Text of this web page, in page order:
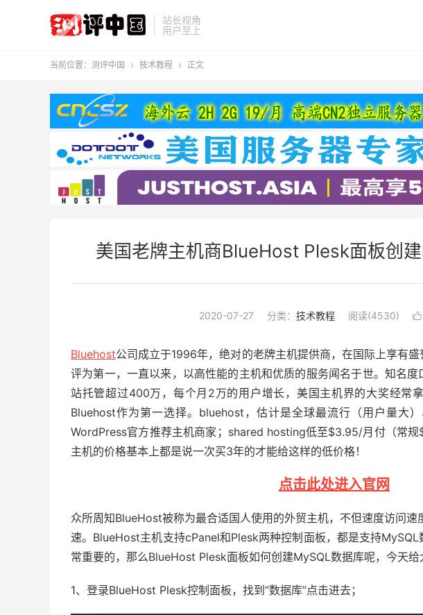
站长视角
用户至上
当前位置： 测评中国  技术教程  正文
美国老牌主机商BlueHost Plesk面板创
2020-07-27 分类： 技术教程 阅读(4530) 
Bluehost公司成立于1996年，绝对的老牌主机提供商，在国际上享有
评为第一，一直以来，以高性能的主机和优质的服务闻名于世。知名
站托管超过400万，每个月2万的用户增长，美国主机界的大奖经常
Bluehost作为第一选择。 bluehost ，估计是全球最流行（用户量大
WordPress官方推荐主机商家；shared hosting低至$3.95/月付（常规
主机的价格基本上都是说一次买3年的才能给这样的低价格！
点击此处进入官网
众所周知BlueHost被称为最合适国人使用的外贸主机，不但速度访问速
速。BlueHost主机支持cPanel和Plesk两种控制面板，都是支持
常重要的，那么BlueHost Plesk面板如何创建MySQL数据库呢，今天给
1、登录BlueHost Plesk控制面板，找到“数据库”点击进去；